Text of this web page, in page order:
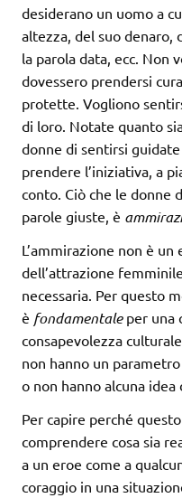
desiderano un uomo a
altezza, del suo denaro,
la parola data, ecc. Non
dovessero prendersi
protette. Vogliono
di loro. Notate quanto
donne di sentirsi guidate
prendere l’iniziativa, a
conto. Ciò che le donne
parole giuste, è
L’ammirazione non è
dell’attrazione
necessaria. Per questo
è fondamentaleper una
consapevolezza
non hanno un
o non hanno alcuna
Per capire perché
comprendere cosa sia
a un eroe come a
coraggio in una